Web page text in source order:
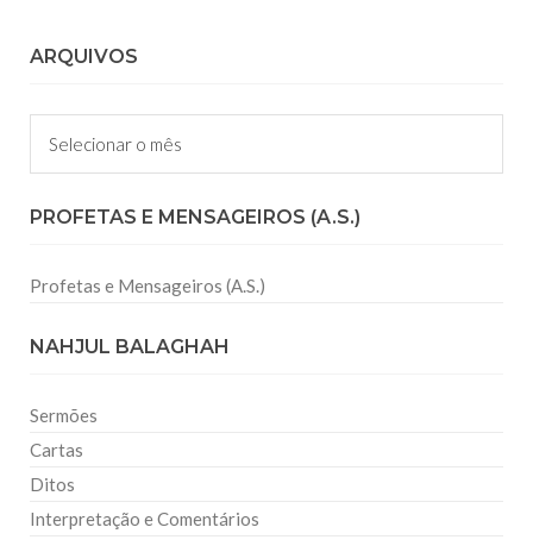
ARQUIVOS
Arquivos
PROFETAS E MENSAGEIROS (A.S.)
Profetas e Mensageiros (A.S.)
NAHJUL BALAGHAH
Sermões
Cartas
Ditos
Interpretação e Comentários